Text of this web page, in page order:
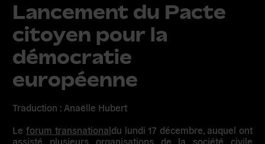
Lancement du Pacte
citoyen pour la
démocratie
européenne
Traduction : Anaëlle Hubert
Leforum transnationaldu lundi 17 décembre, auquel ont
assisté plusieurs organisations de la société civile